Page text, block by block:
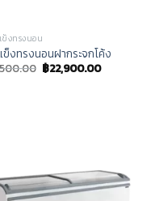
ข็งทรงนอน
งทรงนอนฝากระจกโค้ง
฿22,900.00